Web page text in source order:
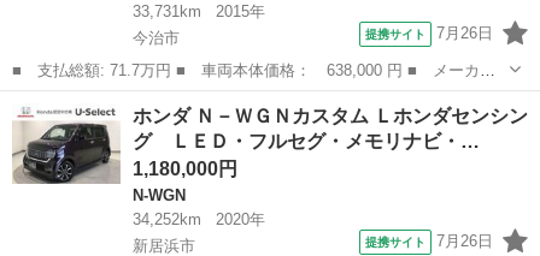
33,731km
2015年
今治市
提携サイト 7月26日
■ 支払総額: 71.7万円 ■ 車両本体価格： 638,000 円 ■ メーカー
名： ホンダ ■ 車種名： Ｎ－ＷＧＮ ■ グレード名： Ｇコンフ
ォートパッケージ ＨＩＤ・ワンセグ・メモリナビ・ＤＶＤ・ＣＤ・
バックカメラ...
愛媛 N-WGN
ホンダ Ｎ－ＷＧＮカスタム Ｌホンダセンシン
グ ＬＥＤ・フルセグ・メモリナビ・…
1,180,000円
N-WGN
34,252km
2020年
新居浜市
提携サイト 7月26日